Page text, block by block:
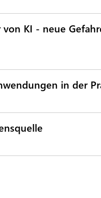
von KI - neue
in der